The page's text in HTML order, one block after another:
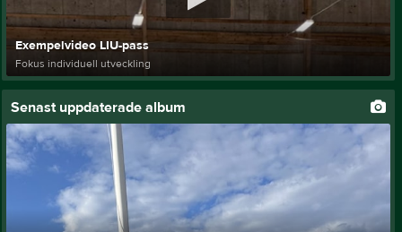
Exempelvideo LIU-pass
Fokus individuell utveckling
Senast uppdaterade album